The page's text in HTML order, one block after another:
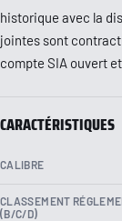
historique avec la
jointes sont
compte SIA ouvert
CARACTÉRISTIQUES
CALIBRE
CLASSEMENT
(B/C/D)